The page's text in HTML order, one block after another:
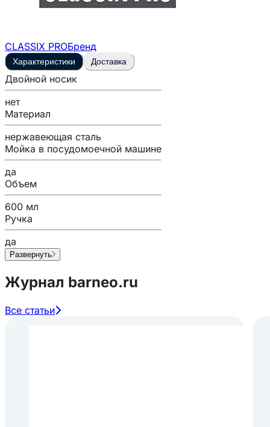
CLASSIX PROБренд
Характеристики Доставка
Двойной носик
нет
Материал
нержавеющая сталь
Мойка в посудомоечной машине
да
Объем
600 мл
Ручка
да
Развернуть
Журнал barneo.ru
Все статьи